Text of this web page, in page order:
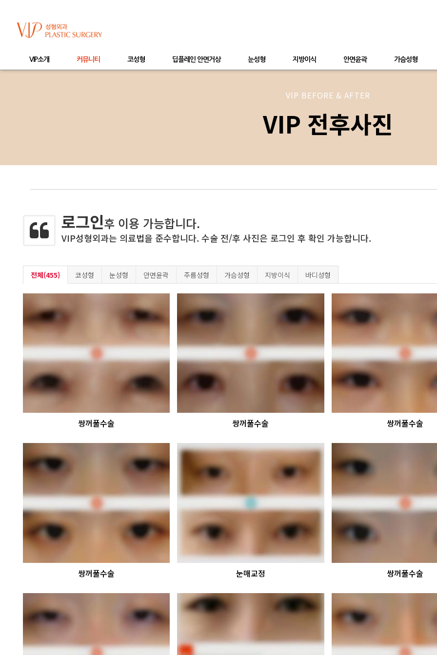
VIP소개 커뮤니티 코성형 딥플레인 안면거상 눈성형 지방이식 안면윤곽 가슴성형
VIP BEFORE & AFTER
VIP 전후사진
로그인후 이용 가능합니다.
VIP성형외과는 의료법을 준수합니다. 수술 전/후 사진은 로그인 후 확인 가능합니다.
전체(455) 코성형 눈성형 안면윤곽 주름성형 가슴성형 지방이식 바디성형
쌍꺼풀수술 쌍꺼풀수술 쌍꺼풀수술
쌍꺼풀수술 눈매교정 쌍꺼풀수술